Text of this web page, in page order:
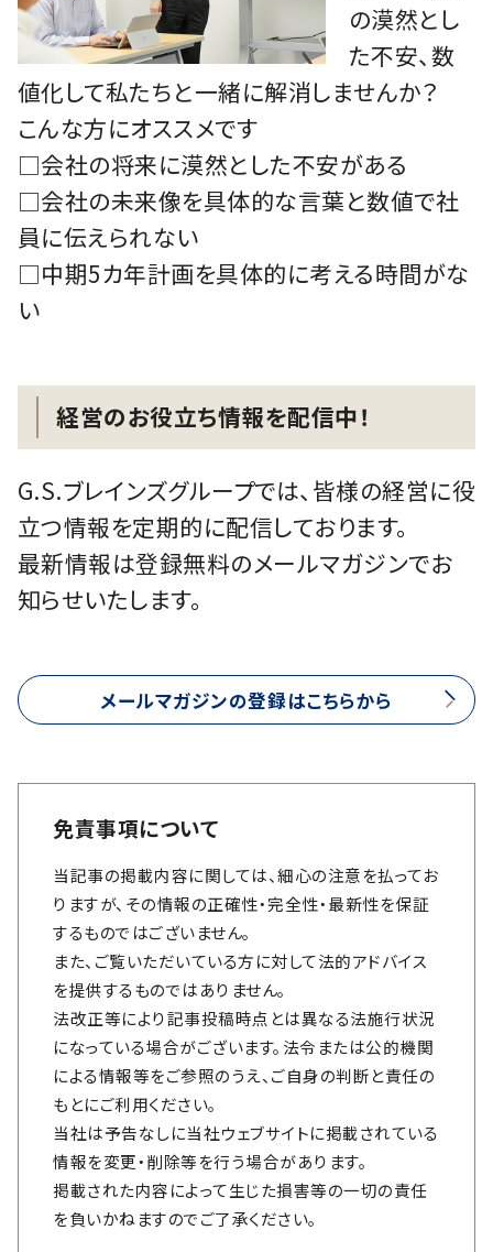
の漠然とし
た不安、数
値化して私たちと一緒に解消しませんか？
こんな方にオススメです
□会社の将来に漠然とした不安がある
□会社の未来像を具体的な言葉と数値で社
員に伝えられない
□中期5カ年計画を具体的に考える時間がな
い
経営のお役立ち情報を配信中！
G.S.ブレインズグループでは、皆様の経営に役
立つ情報を定期的に配信しております。
最新情報は登録無料のメールマガジンでお
知らせいたします。
メールマガジンの登録はこちらから
免責事項について
当記事の掲載内容に関しては、細心の注意を払ってお
りますが、その情報の正確性・完全性・最新性を保証
するものではございません。
また、ご覧いただいている方に対して法的アドバイス
を提供するものではありません。
法改正等により記事投稿時点とは異なる法施行状況
になっている場合がございます。法令または公的機関
による情報等をご参照のうえ、ご自身の判断と責任の
もとにご利用ください。
当社は予告なしに当社ウェブサイトに掲載されている
情報を変更・削除等を行う場合があります。
掲載された内容によって生じた損害等の一切の責任
を負いかねますのでご了承ください。